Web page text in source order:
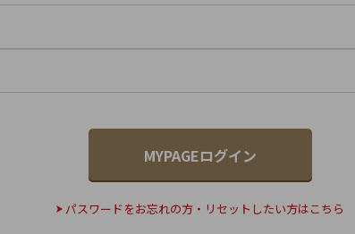
パスワードをお忘れの方・リセットしたい方はこちら